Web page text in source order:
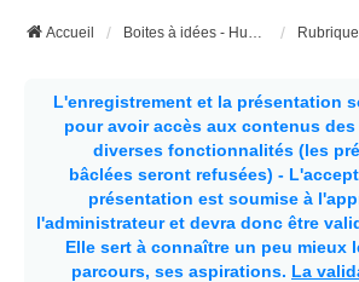
Accueil Boites à idées - Humour et insolite
L'enregistrement et la présentation
pour avoir accès aux contenus des
diverses fonctionnalités (les
bâclées seront refusées) -
présentation est soumise à
l'administrateur et devra donc être
Elle sert à connaître un peu mieux
parcours, ses aspirations. La